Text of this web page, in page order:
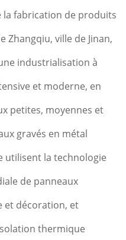
fabrication de produits
Zhangqiu, ville de Jinan,
industrialisation à
et moderne, en
petites, moyennes et
gravés en métal
la technologie
de panneaux
et décoration, et
thermique